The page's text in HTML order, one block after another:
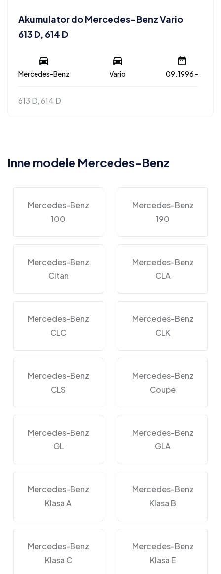
Akumulator do Mercedes-Benz Vario
613 D, 614 D
Mercedes-Benz Vario 09.1996 -
613 D, 614 D
Inne modele Mercedes-Benz
Mercedes-Benz
100
Mercedes-Benz
190
Mercedes-Benz
Citan
Mercedes-Benz
CLA
Mercedes-Benz
CLC
Mercedes-Benz
CLK
Mercedes-Benz
CLS
Mercedes-Benz
Coupe
Mercedes-Benz
GL
Mercedes-Benz
GLA
Mercedes-Benz
Klasa A
Mercedes-Benz
Klasa B
Mercedes-Benz
Klasa C
Mercedes-Benz
Klasa E